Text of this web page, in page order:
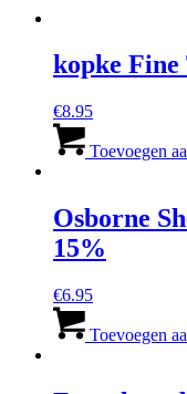
kopke Fine
€8.95
Toevoegen
Osborne
15%
€6.95
Toevoegen